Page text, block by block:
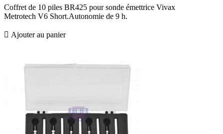
Coffret de 10 piles BR425 pour sonde émettrice Vivax
Metrotech V6 Short.Autonomie de 9 h.
 Ajouter au panier